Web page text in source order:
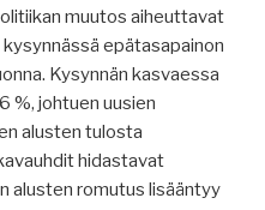
muutos aiheuttavat
epätasapainon
Kysynnän kasvaessa
%, johtuen uusien
alusten tulosta
hidastavat
alusten romutus lisääntyy